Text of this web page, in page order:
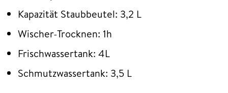
Kapazität Staubbeutel: 3,2 L
Wischer-Trocknen: 1h
Frischwassertank: 4L
Schmutzwassertank: 3,5 L